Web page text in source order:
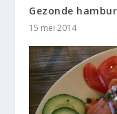
Gezonde
15 mei 2014